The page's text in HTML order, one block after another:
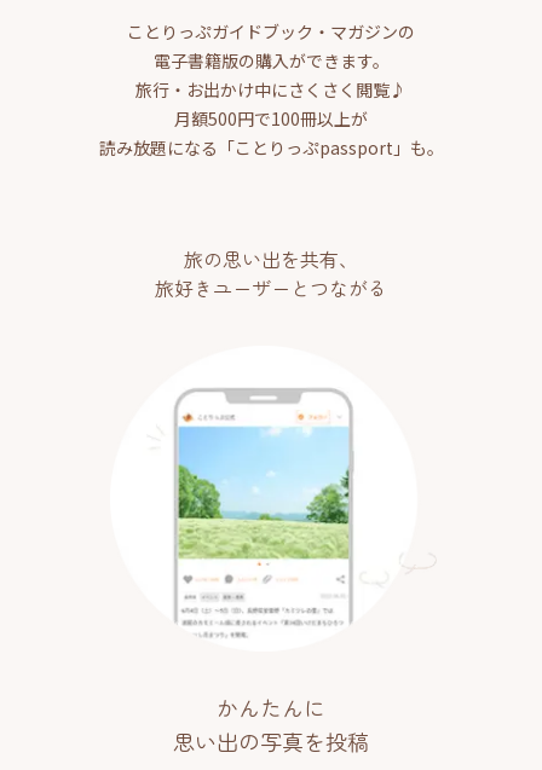
ことりっぷガイドブック・マガジンの
電子書籍版の購入ができます。
旅行・お出かけ中にさくさく閲覧♪
月額500円で100冊以上が
読み放題になる「ことりっぷpassport」も。
旅の思い出を共有、
旅好きユーザーとつながる
かんたんに
思い出の写真を投稿